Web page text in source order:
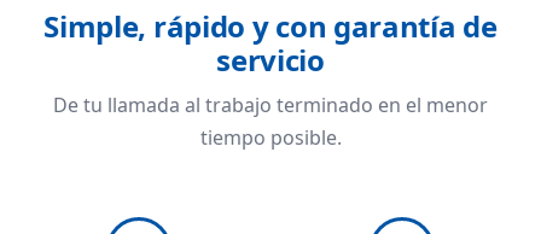
Simple, rápido y con garantía de
servicio
De tu llamada al trabajo terminado en el menor
tiempo posible.